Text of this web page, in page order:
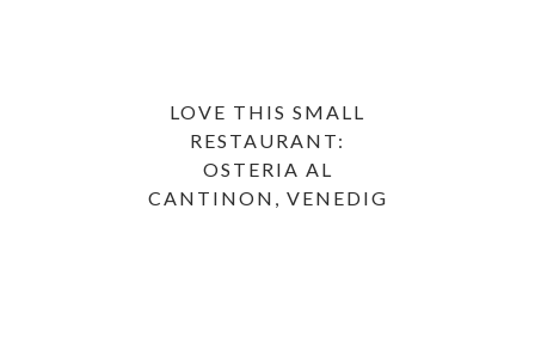
LOVE THIS SMALL
RESTAURANT:
OSTERIA AL
CANTINON, VENEDIG